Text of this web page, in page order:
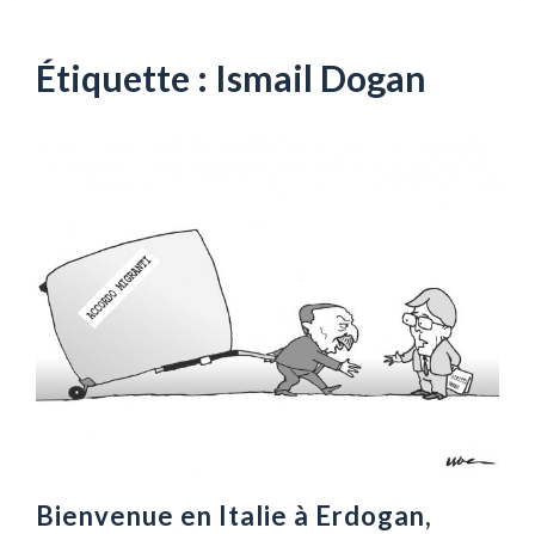
contenu
Étiquette : Ismail Dogan
Bienvenue en Italie à Erdogan,